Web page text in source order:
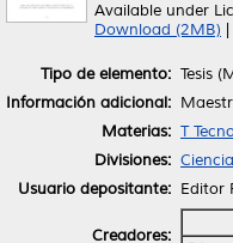
Available under
Download (2MB)
Tipo de elemento: Tesis
Información adicional:
Materias: T
Divisiones:
Usuario depositante: Editor
Creadores: